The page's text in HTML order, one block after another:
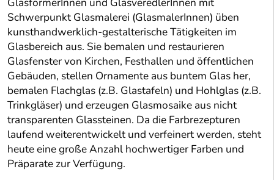
GlasformerInnen und GlasveredlerInnen mit
Schwerpunkt Glasmalerei (GlasmalerInnen) üben
kunsthandwerklich-gestalterische Tätigkeiten im
Glasbereich aus. Sie bemalen und restaurieren
Glasfenster von Kirchen, Festhallen und öffentlichen
Gebäuden, stellen Ornamente aus buntem Glas her,
bemalen Flachglas (z.B. Glastafeln) und Hohlglas (z.B.
Trinkgläser) und erzeugen Glasmosaike aus nicht
transparenten Glassteinen. Da die Farbrezepturen
laufend weiterentwickelt und verfeinert werden, steht
heute eine große Anzahl hochwertiger Farben und
Präparate zur Verfügung.